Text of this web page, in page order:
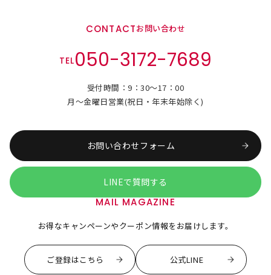
CONTACTお問い合わせ
TEL050-3172-7689
受付時間：9：30～17：00
月～金曜日営業(祝日・年末年始除く)
お問い合わせフォーム
LINEで質問する
MAIL MAGAZINE
お得なキャンペーンやクーポン情報をお届けします。
ご登録はこちら 公式LINE